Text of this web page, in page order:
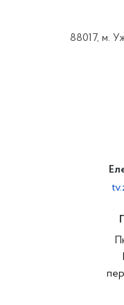
88017, м.